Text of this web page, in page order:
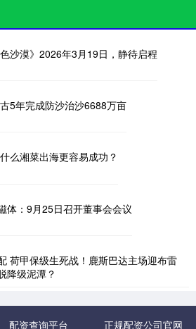
沙漠》2026年3月19日，静待启程
5年完成防沙治沙6688万亩
么湘菜出海更容易成功？
体：9月25日召开董事会会议
荷甲保级生死战！鹿斯巴达主场迎布雷
降级泥潭？
配资查询平台 正规配资公司官网